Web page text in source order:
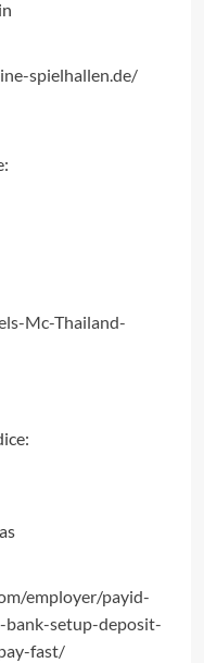
spielhallen.de/
Mc-Thailand-
employer/payid-
bank-setup-deposit-
fast/